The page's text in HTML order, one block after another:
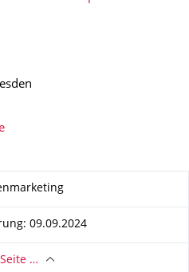
09.09.2024
…